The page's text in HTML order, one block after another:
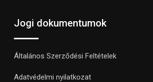
Jogi dokumentumok
Általános Szerződési Feltételek
Adatvédelmi nyilatkozat